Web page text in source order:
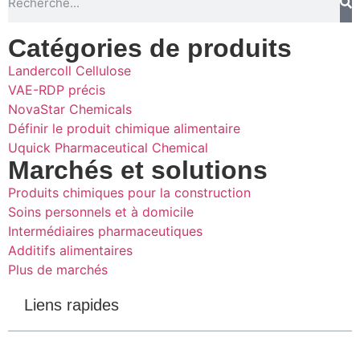
Catégories de produits
Landercoll Cellulose
VAE-RDP précis
NovaStar Chemicals
Définir le produit chimique alimentaire
Uquick Pharmaceutical Chemical
Marchés et solutions
Produits chimiques pour la construction
Soins personnels et à domicile
Intermédiaires pharmaceutiques
Additifs alimentaires
Plus de marchés
Liens rapides